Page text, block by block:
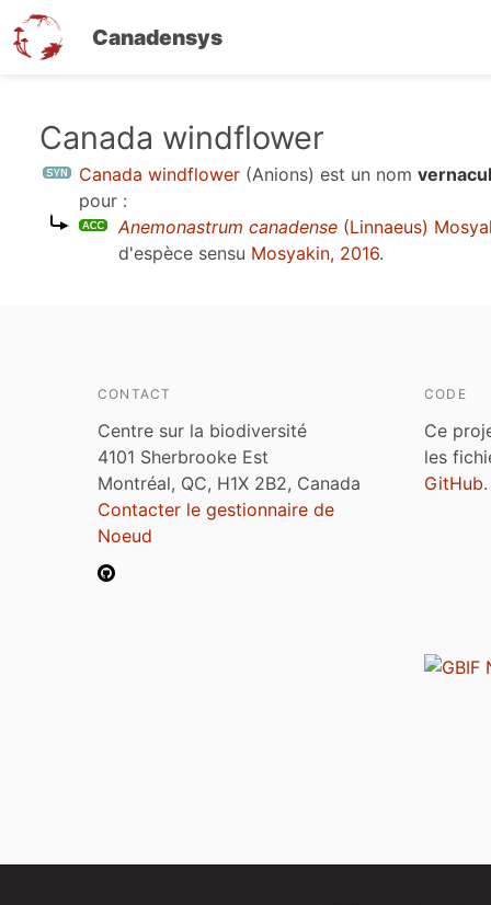
Canadensys
contenu
Canada windflower
Canada windflower (Anions) est un nom
pour :
Anemonastrum canadense (Linnaeus)
d'espèce sensu Mosyakin, 2016.
CONTACT
Centre sur la biodiversité
4101 Sherbrooke Est
Montréal, QC, H1X 2B2, Canada
Contacter le gestionnaire de
Noeud
CODE
Ce
les
GitHub.